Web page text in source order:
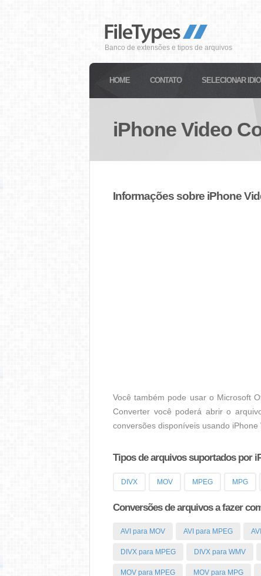
Banco de extensões e tipos de arquivos
HOME CONTATO SELECIONAR
iPhone Video
Informações sobre iPhone
Você também pode usar o Microsoft
Converter você poderá abrir o
conversões disponíveis usando iPhone
Tipos de arquivos suportados por
DIVX MOV MPEG MPG
Conversões de arquivos a fazer
AVI para MOV AVI para MPEG
DIVX para MPEG DIVX para WMV
MOV para MPEG MOV para MPG